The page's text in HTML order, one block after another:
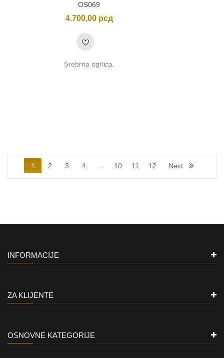
OS069
4.700,00 рсд
Srebrna ogrlica.
1 2 3 4 10 11 12 Next
INFORMACIJE
ZA KLIJENTE
OSNOVNE KATEGORIJE